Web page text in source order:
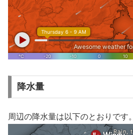
降水量
周辺の降水量は以下のとおりです。